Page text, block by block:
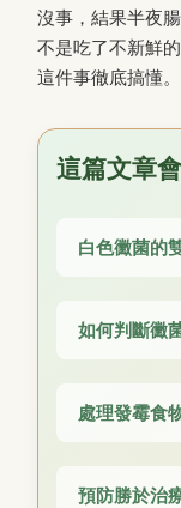
沒事，結果半夜
不是吃了不新鮮
這件事徹底搞懂。
這篇文章
白色黴菌的
如何判斷黴
處理發霉食
預防勝於治